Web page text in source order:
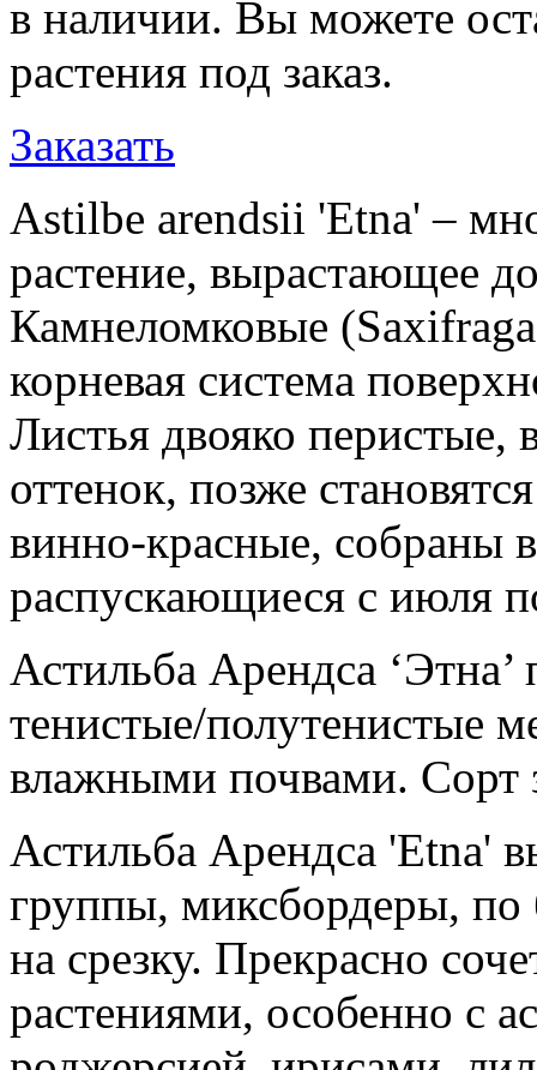
в наличии. Вы можете
растения под заказ.
Заказать
Astilbe arendsii 'Etna' –
растение, вырастающее
Камнеломковые
корневая система
Листья двояко
оттенок, позже
винно-красные, собраны
распускающиеся с июля
Астильба Арендса ‘Этна’
тенистые/полутенистые
влажными почвами. Сорт
Астильба Арендса 'Etna'
группы, миксбордеры, по
на срезку. Прекрасно
растениями, особенно с